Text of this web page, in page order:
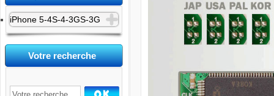
iPhone 5-4S-4-3GS-3G
Votre recherche